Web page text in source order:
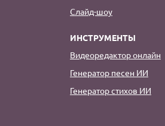
Слайд-шоу
ИНСТРУМЕНТЫ
Видеоредактор онлайн
Генератор песен ИИ
Генератор стихов ИИ